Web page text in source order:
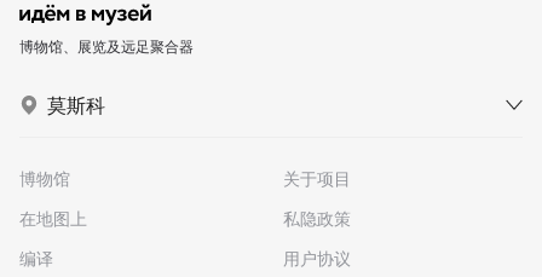
博物馆、展览及远足聚合器
莫斯科
博物馆
在地图上
编译
关于项目
私隐政策
用户协议